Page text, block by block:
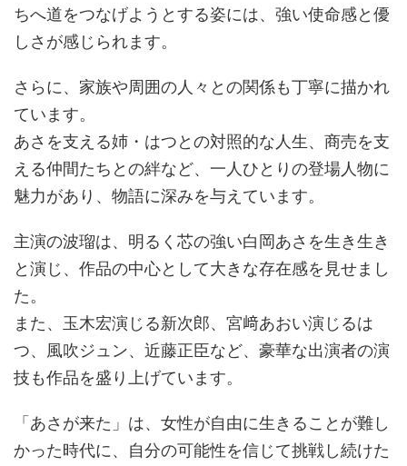
ちへ道をつなげようとする姿には、強い使命感と優
しさが感じられます。
さらに、家族や周囲の人々との関係も丁寧に描かれ
ています。
あさを支える姉・はつとの対照的な人生、商売を支
える仲間たちとの絆など、一人ひとりの登場人物に
魅力があり、物語に深みを与えています。
主演の波瑠は、明るく芯の強い白岡あさを生き生き
と演じ、作品の中心として大きな存在感を見せまし
た。
また、玉木宏演じる新次郎、宮﨑あおい演じるは
つ、風吹ジュン、近藤正臣など、豪華な出演者の演
技も作品を盛り上げています。
「あさが来た」は、女性が自由に生きることが難し
かった時代に、自分の可能性を信じて挑戦し続けた